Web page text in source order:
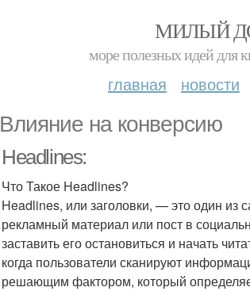
МИЛЫЙ
море полезных идей для
главная новости
Влияние на конверсию
Headlines:
Что Такое Headlines?
Headlines, или заголовки, — это один из
рекламный материал или пост в
заставить его остановиться и начать
когда пользователи сканируют
решающим фактором, который